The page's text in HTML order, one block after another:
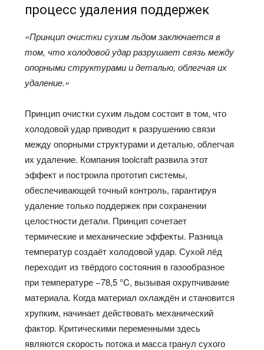
процесс удаления поддержек
«Принцип очистки сухим льдом заключается в
том, что холодовой удар разрушает связь между
опорными структурами и деталью, облегчая их
удаление.»
Принцип очистки сухим льдом состоит в том, что
холодовой удар приводит к разрушению связи
между опорными структурами и деталью, облегчая
их удаление. Компания toolcraft развила этот
эффект и построила прототип системы,
обеспечивающей точный контроль, гарантируя
удаление только поддержек при сохранении
целостности детали. Принцип сочетает
термические и механические эффекты. Разница
температур создаёт холодовой удар. Сухой лёд
переходит из твёрдого состояния в газообразное
при температуре −78,5 °C, вызывая охрупчивание
материала. Когда материал охлаждён и становится
хрупким, начинает действовать механический
фактор. Критическими переменными здесь
являются скорость потока и масса гранул сухого